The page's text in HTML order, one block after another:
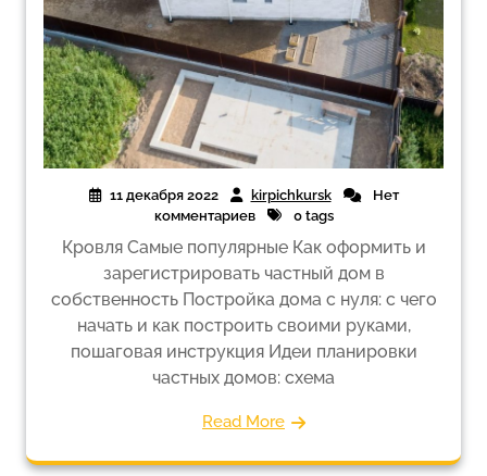
11 декабря 2022 kirpichkursk
Нет
комментариев
0 tags
Кровля Самые популярные Как оформить и
зарегистрировать частный дом в
собственность Постройка дома с нуля: с чего
начать и как построить своими руками,
пошаговая инструкция Идеи планировки
частных домов: схема
Read More